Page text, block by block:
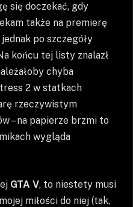
się doczekać, gdy
także na premierę
jednak po szczegóły
końcu tej listy znalazł
chyba
2 w statkach
rzeczywistym
– na papierze brzmi to
wygląda
GTA V, to niestety musi
miłości do niej (tak,